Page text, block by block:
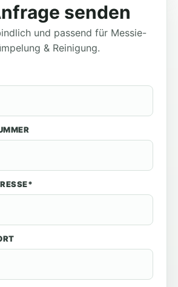
senden
und passend für Messie-
& Reinigung.